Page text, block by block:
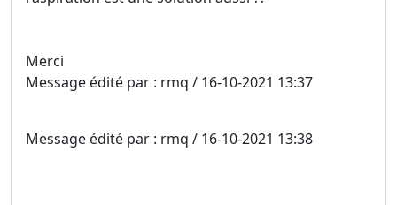
Merci
Message édité par : rmq / 16-10-2021 13:37
Message édité par : rmq / 16-10-2021 13:38